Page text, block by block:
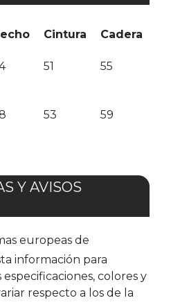
Cintura Cadera
51 55
53 59
Y AVISOS
europeas de
información para
colores y
respecto a los de la